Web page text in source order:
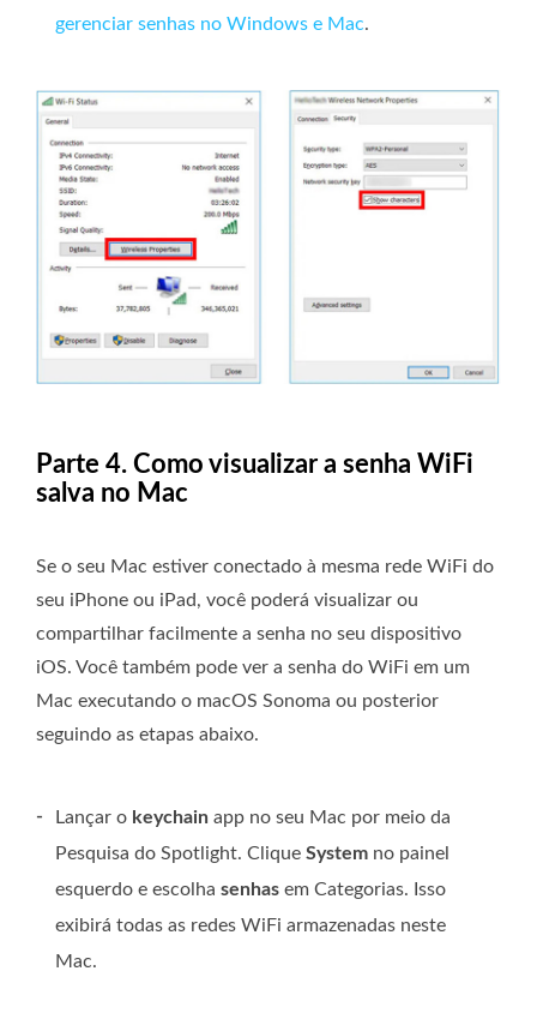
gerenciar senhas no Windows e Mac.
Parte 4. Como visualizar a senha WiFi
salva no Mac
Se o seu Mac estiver conectado à mesma rede WiFi do
seu iPhone ou iPad, você poderá visualizar ou
compartilhar facilmente a senha no seu dispositivo
iOS. Você também pode ver a senha do WiFi em um
Mac executando o macOS Sonoma ou posterior
seguindo as etapas abaixo.
- Lançar o keychain app no ​​seu Mac por meio da
Pesquisa do Spotlight. Clique System no painel
esquerdo e escolha senhas em Categorias. Isso
exibirá todas as redes WiFi armazenadas neste
Mac.